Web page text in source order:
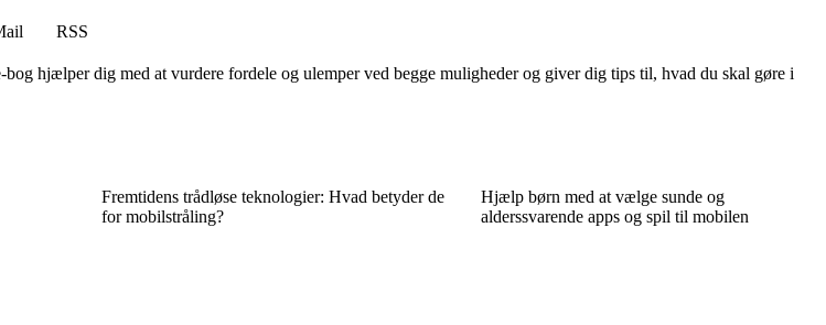
RSS
hjælper dig med at vurdere fordele og ulemper ved begge muligheder og giver dig tips til, hvad du skal gøre i
Fremtidens trådløse teknologier: Hvad betyder de
for mobilstråling?
Hjælp børn med at vælge sunde og
alderssvarende apps og spil til mobilen